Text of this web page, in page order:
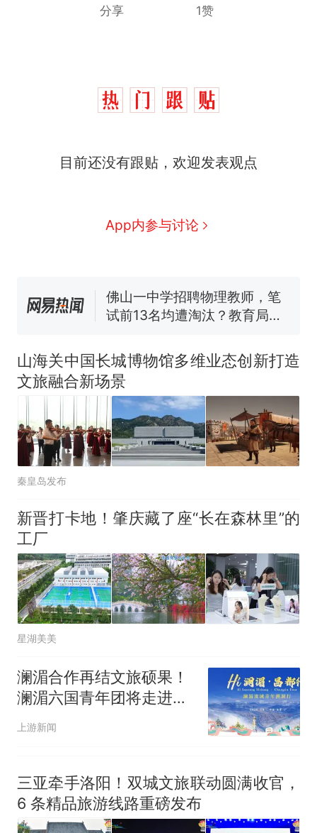
分享 1赞
目前还没有跟贴，欢迎发表观点
App内参与讨论
热
那个在床头放菜刀的女孩，
号，仅凭视频评出？中国烹饪
来源：参考消息）
笔试第一被第二名传话劝弃考
已叫停招聘，成立调查组全面
核查
台风"白海豚"中心附近最大风
力已达15级 最新研判
因老师一句“跟我回家”改写了
人生
山海关中国长城博物馆多维业态创新打造
文旅融合新场景
秦皇岛发布
新晋打卡地！肇庆藏了座“长在森林里”的
工厂
星湖美美
澜湄合作再结文旅硕果！
澜湄六国青年团将走进昌
都开启“溯源”之旅
上游新闻
三亚牵手洛阳！双城文旅联动圆满收官，
6 条精品旅游线路重磅发布